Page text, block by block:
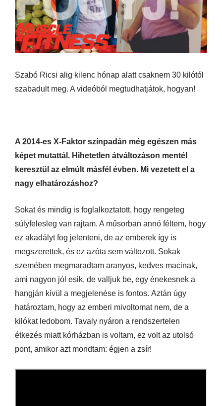
Szabó Ricsi alig kilenc hónap alatt csaknem 30 kilótól
szabadult meg. A videóból megtudhatjátok, hogyan!
A 2014-es X-Faktor színpadán még egészen más
képet mutattál. Hihetetlen átváltozáson mentél
keresztül az elmúlt másfél évben. Mi vezetett el a
nagy elhatározáshoz?
Sokat és mindig is foglalkoztatott, hogy rengeteg
súlyfelesleg van rajtam. A műsorban annó féltem, hogy
ez akadályt fog jelenteni, de az emberek így is
megszerettek, és ez azóta sem változott. Sokak
szemében megmaradtam aranyos, kedves macinak,
ami nagyon jól esik, de valljuk be, egy énekesnek a
hangján kívül a megjelenése is fontos. Aztán úgy
határoztam, hogy az emberi mivoltomat nem, de a
kilókat ledobom. Tavaly nyáron a rendszertelen
étkezés miatt kórházban is voltam, ez volt az utolsó
pont, amikor azt mondtam: égjen a zsír!